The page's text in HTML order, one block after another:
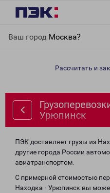
Ваш город Москва?
Урюпинск
Рассчитать и
Урюпинск
ПЭК доставляет грузы из
другие города России
авиатранспортом.
С примерной стоимостью
Находка - Урюпинск вы